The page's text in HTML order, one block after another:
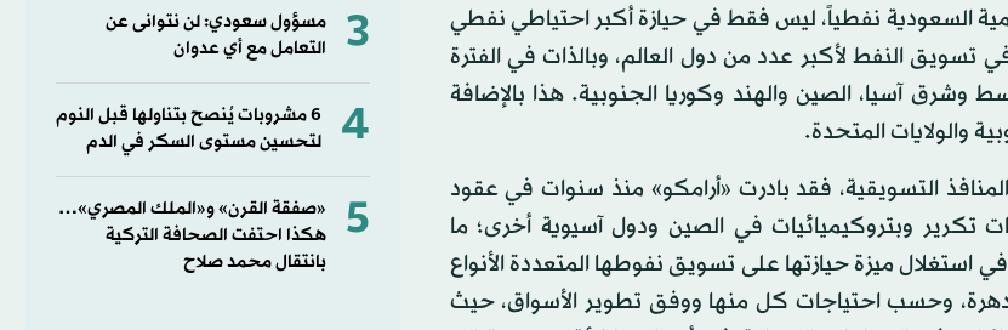
السعودية نفطياً، ليس فقط في حيازة أكبر احتياطي نفطي
تسويق النفط لأكبر عدد من دول العالم، وبالذات في الفترة
وشرق آسيا، الصين والهند وكوريا الجنوبية. هذا بالإضافة
والولايات المتحدة.
التسويقية، فقد بادرت «أرامكو» منذ سنوات في عقود
تكرير وبتروكيميائيات في الصين ودول آسيوية أخرى؛ ما
استغلال ميزة حيازتها على تسويق نفوطها المتعددة الأنواع
وحسب احتياجات كل منها ووفق تطوير الأسواق، حيث
3
مسؤول سعودي: لن نتوانى عن
التعامل مع أي عدوان
4
6 مشروبات يُنصح بتناولها قبل النوم
لتحسين مستوى السكر في الدم
5
«صفقة القرن» و«الملك المصري»…
هكذا احتفت الصحافة التركية
بانتقال محمد صلاح